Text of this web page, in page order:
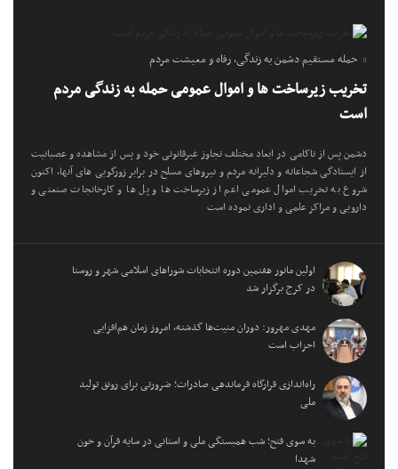
حمله مستقیم دشمن به زندگی، رفاه و معیشت مردم
تخریب زیرساخت ها و اموال عمومی حمله به زندگی مردم
است
دشمن پس از ناکامی در ابعاد مختلف تجاوز غیرقانونی خود و پس از مشاهده و عصبانیت
از ایستادگی شجاعانه و دلیرانه مردم و نیروهای مسلح در برابر زورگویی های آنها، اکنون
شروع به تخریب اموال عمومی اعم از زیرساخت ها و پل ها و کارخانجات صنعتی و
دارویی و مراکز علمی و اداری نموده است
اولین مانور هفتمین دوره انتخابات شوراهای اسلامی شهر و روستا
در کرج برگزار شد
مهدی مهرور: دوران منیت‌ها گذشته، امروز زمان هم‌افزایی
احزاب است
راه‌اندازی قرارگاه فرماندهی صادرات؛ ضرورتی برای رونق تولید
ملی
به سوی فتح؛ شب همبستگی ملی و استانی در سایه قرآن و خون
شهدا